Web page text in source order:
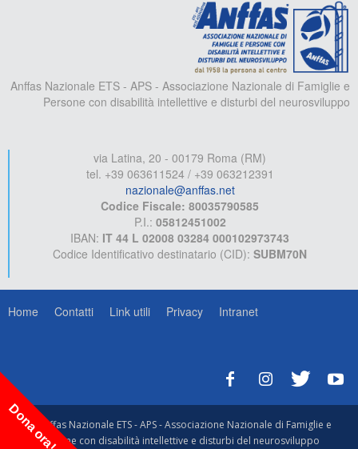
Anffas Nazionale ETS - APS - Associazione Nazionale di Famiglie e
Persone con disabilità intellettive e disturbi del neurosviluppo
via Latina, 20 - 00179 Roma (RM)
tel. +39 063611524 / +39 063212391
nazionale@anffas.net
Codice Fiscale: 80035790585
P.I.: 05812451002
IBAN: IT 44 L 02008 03284 000102973743
Codice Identificativo destinatario (CID): SUBM70N
Home Contatti Link utili Privacy Intranet
© Anffas Nazionale ETS - APS - Associazione Nazionale di Famiglie e
Persone con disabilità intellettive e disturbi del neurosviluppo
Dona ora!